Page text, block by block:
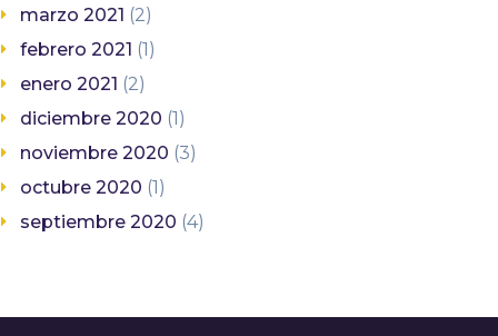
marzo 2021 (2)
febrero 2021 (1)
enero 2021 (2)
diciembre 2020 (1)
noviembre 2020 (3)
octubre 2020 (1)
septiembre 2020 (4)